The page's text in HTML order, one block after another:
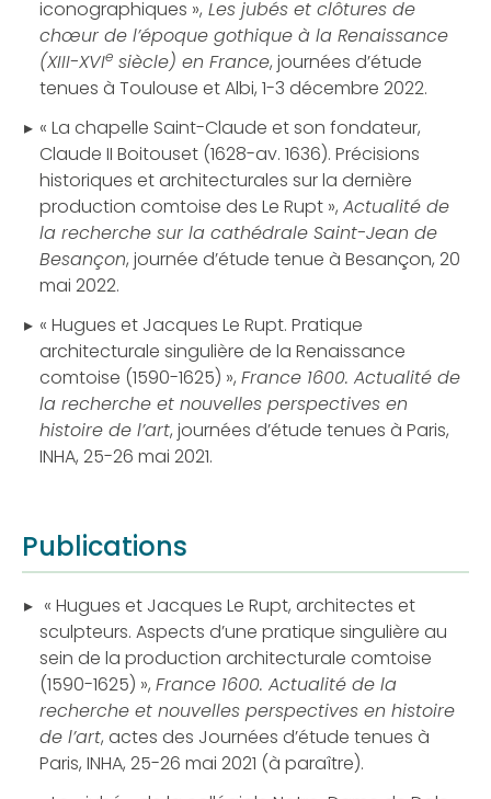
iconographiques », Les jubés et clôtures de
chœur de l’époque gothique à la Renaissance
(XIII-XVIe siècle) en France, journées d’étude
tenues à Toulouse et Albi, 1-3 décembre 2022.
« La chapelle Saint-Claude et son fondateur,
Claude II Boitouset (1628-av. 1636). Précisions
historiques et architecturales sur la dernière
production comtoise des Le Rupt », Actualité de
la recherche sur la cathédrale Saint-Jean de
Besançon, journée d’étude tenue à Besançon, 20
mai 2022.
« Hugues et Jacques Le Rupt. Pratique
architecturale singulière de la Renaissance
comtoise (1590-1625) », France 1600. Actualité de
la recherche et nouvelles perspectives en
histoire de l’art, journées d’étude tenues à Paris,
INHA, 25-26 mai 2021.
Publications
« Hugues et Jacques Le Rupt, architectes et
sculpteurs. Aspects d’une pratique singulière au
sein de la production architecturale comtoise
(1590-1625) », France 1600. Actualité de la
recherche et nouvelles perspectives en histoire
de l’art, actes des Journées d’étude tenues à
Paris, INHA, 25-26 mai 2021 (à paraître).